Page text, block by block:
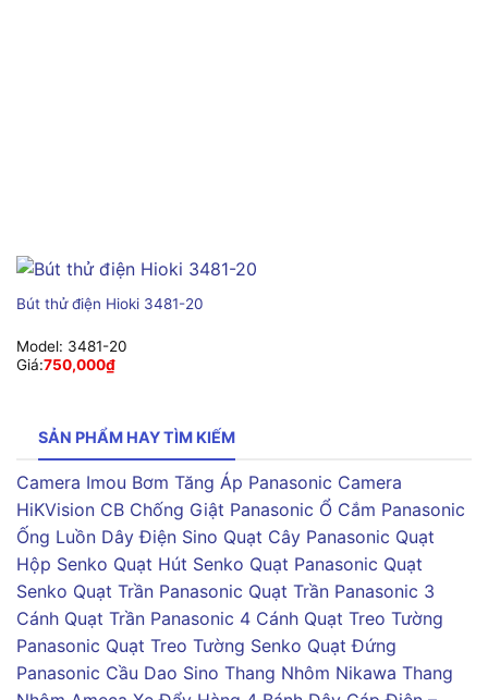
Bút thử điện Hioki 3481-20
Model: 3481-20
Giá:750,000₫
SẢN PHẨM HAY TÌM KIẾM
Camera Imou Bơm Tăng Áp Panasonic Camera
HiKVision CB Chống Giật Panasonic Ổ Cắm Panasonic
Ống Luồn Dây Điện Sino Quạt Cây Panasonic Quạt
Hộp Senko Quạt Hút Senko Quạt Panasonic Quạt
Senko Quạt Trần Panasonic Quạt Trần Panasonic 3
Cánh Quạt Trần Panasonic 4 Cánh Quạt Treo Tường
Panasonic Quạt Treo Tường Senko Quạt Đứng
Panasonic Cầu Dao Sino Thang Nhôm Nikawa Thang